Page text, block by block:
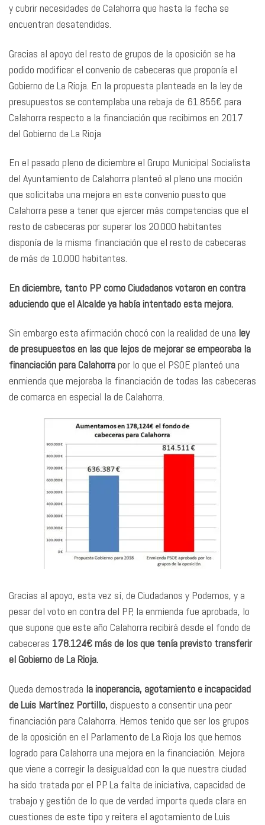
y cubrir necesidades de Calahorra que hasta la fecha se
encuentran desatendidas.
Gracias al apoyo del resto de grupos de la oposición se ha
podido modificar el convenio de cabeceras que proponía el
Gobierno de La Rioja. En la propuesta planteada en la ley de
presupuestos se contemplaba una rebaja de 61.855€ para
Calahorra respecto a la financiación que recibimos en 2017
del Gobierno de La Rioja
En el pasado pleno de diciembre el Grupo Municipal Socialista
del Ayuntamiento de Calahorra planteó al pleno una moción
que solicitaba una mejora en este convenio puesto que
Calahorra pese a tener que ejercer más competencias que el
resto de cabeceras por superar los 20.000 habitantes
disponía de la misma financiación que el resto de cabeceras
de más de 10.000 habitantes.
En diciembre, tanto PP como Ciudadanos votaron en contra
aduciendo que el Alcalde ya había intentado esta mejora.
Sin embargo esta afirmación chocó con la realidad de una ley
de presupuestos en las que lejos de mejorar se empeoraba la
financiación para Calahorrapor lo que el PSOE planteó una
enmienda que mejoraba la financiación de todas las cabeceras
de comarca en especial la de Calahorra.
Gracias al apoyo, esta vez sí, de Ciudadanos y Podemos, y a
pesar del voto en contra del PP, la enmienda fue aprobada, lo
que supone que este año Calahorra recibirá desde el fondo de
cabeceras 178.124€ más de los que tenía previsto transferir
el Gobierno de La Rioja.
Queda demostrada la inoperancia, agotamiento e incapacidad
de Luis Martínez Portillo, dispuesto a consentir una peor
financiación para Calahorra. Hemos tenido que ser los grupos
de la oposición en el Parlamento de La Rioja los que hemos
logrado para Calahorra una mejora en la financiación. Mejora
que viene a corregir la desigualdad con la que nuestra ciudad
ha sido tratada por el PP. La falta de iniciativa, capacidad de
trabajo y gestión de lo que de verdad importa queda clara en
cuestiones de este tipo y reitera el agotamiento de Luis